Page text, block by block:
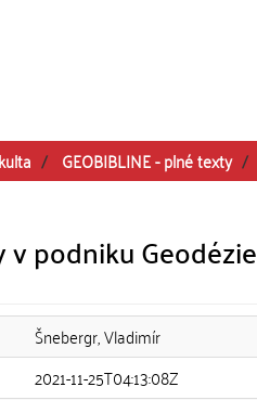
GEOBIBLINE - plné texty
podniku Geodézie
Šnebergr, Vladimír
2021-11-25T04:13:08Z